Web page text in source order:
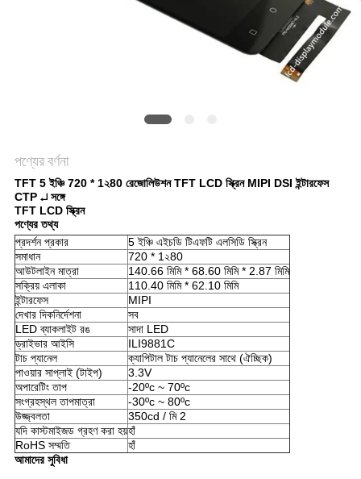
পণ্যের বর্ণনা
TFT 5 ইঞ্চি 720 * 1২80 রেজোলিউশন TFT LCD স্ক্রিন MIPI DSI ইন্টারফেস
CTP ↵ সঙ্গে
TFT LCD স্ক্রিন
পণ্যের তথ্য
প্রদর্শন প্রকার
5 ইঞ্চি এইচডি টিএফটি এলসিডি স্ক্রিন
সমাধান
720 * 1২80
আউটলাইন মাত্রা
140.66 মিমি * 68.60 মিমি * 2.87 মিমি
সক্রিয় এলাকা
110.40 মিমি * 62.10 মিমি
ইন্টারফেস
MIPI
দেখার দিকনির্দেশনা
সব
LED ব্যাকলাইট রঙ
সাদা LED
ড্রাইভার আইসি
ILI9881C
টাচ প্যানেল
ক্যাপিটাল টাচ প্যানেলের সাথে (ঐচ্ছিক)
পাওয়ার সাপ্লাই (টাইপ)
3.3V
অপারেটিং তাপ
-20ºc ~ 70ºc
সংগ্রহস্থল তাপমাত্রা
-30ºc ~ 80ºc
উজ্জ্বলতা
350cd / মি 2
যদি কাস্টমাইজড গ্রহণ করা হয়হাঁ
RoHS সম্মতি
হাঁ
আমাদের সুবিধা